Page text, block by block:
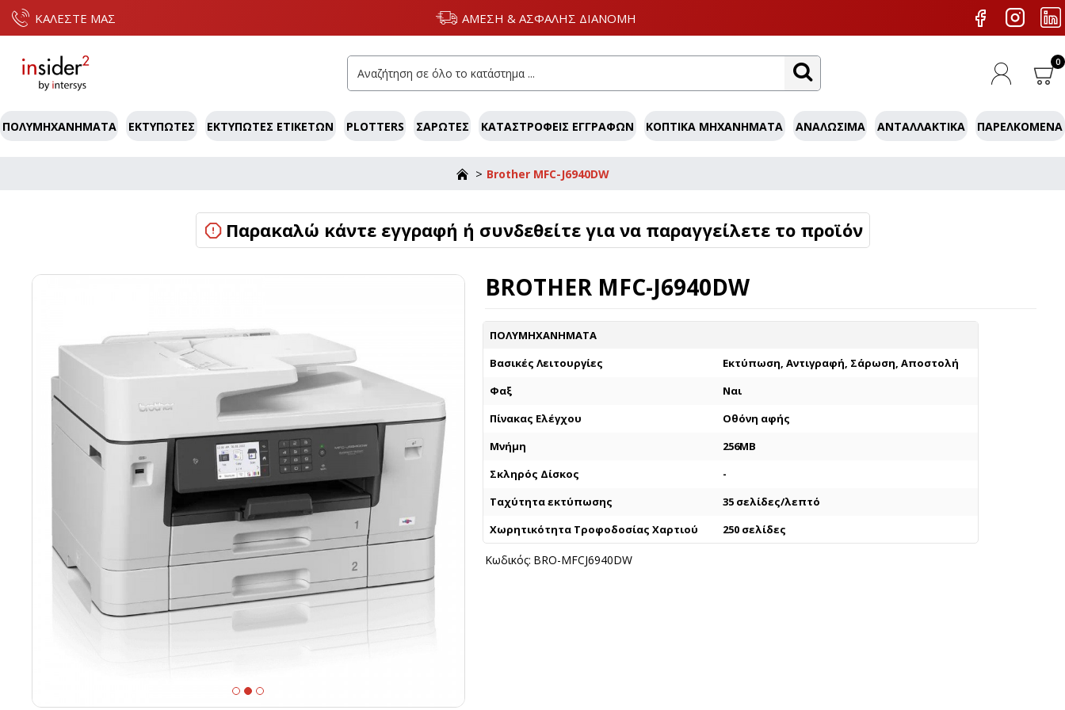
ΚΑΛΕΣΤΕ ΜΑΣ ΑΜΕΣΗ & ΑΣΦΑΛΗΣ ΔΙΑΝΟΜΗ
0
ΠΟΛΥΜΗΧΑΝΉΜΑΤΑ ΕΚΤΥΠΩΤΈΣ ΕΚΤΥΠΩΤΈΣ ΕΤΙΚΕΤΏΝ PLOTTERS ΣΑΡΩΤΈΣ ΚΑΤΑΣΤΡΟΦΕΊΣ ΕΓΓΡΆΦΩΝ ΚΟΠΤΙΚΆ ΜΗΧΑΝΉΜΑΤΑ ΑΝΑΛΏΣΙΜΑ ΑΝΤΑΛΛΑΚΤΙΚΆ ΠΑΡΕΛΚΌΜΕΝΑ
Brother MFC-J6940DW
Παρακαλώ κάντε εγγραφή ή συνδεθείτε για να παραγγείλετε το προϊόν
BROTHER MFC-J6940DW
ΠΟΛΥΜΗΧΑΝΉΜΑΤΑ
Βασικές Λειτουργίες
Εκτύπωση, Αντιγραφή, Σάρωση, Αποστολή
Φαξ
Ναι
Πίνακας Ελέγχου
Οθόνη αφής
Μνήμη
256MB
Σκληρός Δίσκος
-
Ταχύτητα εκτύπωσης
35 σελίδες/λεπτό
Χωρητικότητα Τροφοδοσίας Χαρτιού
250 σελίδες
Κωδικός: BRO-MFCJ6940DW